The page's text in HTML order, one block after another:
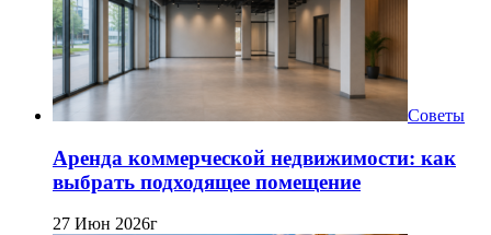
Советы
Аренда коммерческой недвижимости: как
выбрать подходящее помещение
27 Июн 2026г